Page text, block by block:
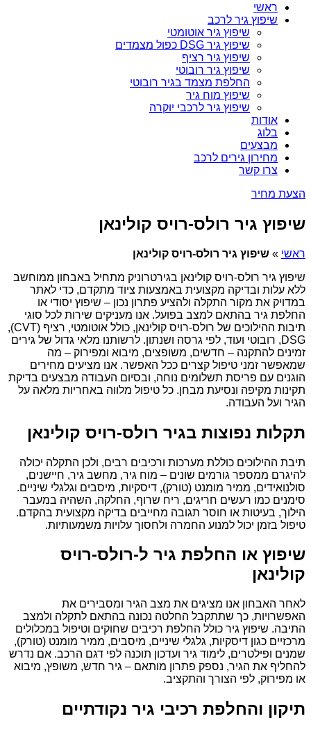
ראשי
שיפוץ גיר לרכב
שיפוץ גיר אוטומטי
שיפוץ גיר DSG כפול מצמדים
שיפוץ גיר רציף
שיפוץ גיר רובוטי
החלפת מצמד בגיר רובוטי
שיפוץ מוח גיר
שיפוץ גיר לרכבי יוקרה
אודות
בלוג
מבצעים
מחירון גירים לרכב
צרו קשר
הצעת מחיר
שיפוץ גיר רולס-רויס קולינאן
ראשי » שיפוץ גיר רולס-רויס קולינאן
שיפוץ גיר רולס-רויס קולינאן בגירטרוניק מתחיל באבחון ממוחשב
ללא עלות ובדיקה מקצועית באמצעות ציוד מתקדם, כדי לאתר
במדויק את מקור התקלה ולהציע פתרון נכון – שיפוץ יסודי או
החלפת גיר בהתאם למצב בפועל. אנו מעניקים שירות לכל סוגי
תיבות ההילוכים של רולס-רויס קולינאן, כולל אוטומטי, רציף (CVT),
DSG, רובוטי ועוד, לפי גרסה ושנתון. לרשותנו מלאי גדול של גירים
זמינים להתקנה – חדשים, משופצים, מיבוא ומפירוק – מה
שמאפשר זמני טיפול קצרים ככל האפשר. אנו מציעים מחירים
הוגנים עם פריסת תשלומים נוחה, ובסיום העבודה מבצעים בדיקת
תקינות מקיפה ונסיעת מבחן. כל טיפול מלווה באחריות מלאה על
הגיר ועל העבודה.
תקלות נפוצות בגיר רולס-רויס קולינאן
תיבת ההילוכים כוללת מערכות ורכיבים רבים, ולכן התקלה יכולה
להיגרם ממספר גורמים שונים – מוח גיר, מחשב גיר, חיישנים,
סולנואידים, ממיר מומנט (טורק), דיסקיות, מיסבים וגלגלי שיניים.
סימנים כמו רעשים חריגים, ריח שרוף, החלקה, השהיה במעבר
הילוך, בעיטות או חוסר תגובה מחייבים בדיקה מקצועית בהקדם.
טיפול בזמן יכול למנוע החמרה ולחסוך עלויות משמעותיות.
שיפוץ או החלפת גיר ל-רולס-רויס
קולינאן
לאחר האבחון אנו מציגים את מצב הגיר ומסבירים את
האפשרויות, כך שתתקבל החלטה נכונה בהתאם לתקלה ולמצב
התיבה. שיפוץ גיר כולל החלפת רכיבים שחוקים וטיפול במכלולים
מרכזיים כגון דיסקיות, גלגלי שיניים, מיסבים, ממיר מומנט (טורק),
שמנים ופילטרים, לימוד גיר ועדכון תוכנה לפי דגם הרכב. אם נדרש
להחליף את הגיר, נספק פתרון מותאם – גיר חדש, משופץ, מיבוא
או מפירוק, לפי הצורך והתקציב.
תיקון והחלפת רכיבי גיר נקודתיים